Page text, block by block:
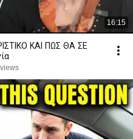
16:15
ΚΑΙ ΠΩΣ ΘΑ ΣΕ